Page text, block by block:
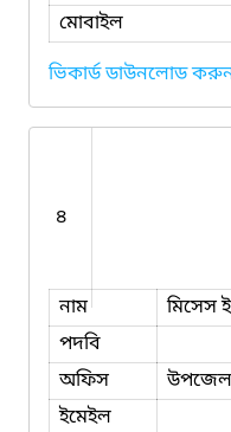
মোবাইল
ভিকার্ড ডাউনলোড
৪
নাম
মিসেস
পদবি
অফিস
ইমেইল